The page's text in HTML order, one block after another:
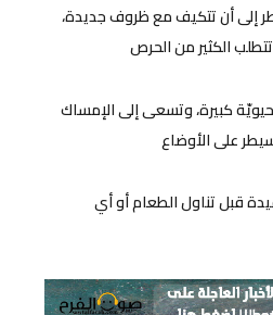
إلى أن تتكيف مع ظروف جديدة،
الكثير من الحرص
كبيرة، وتسعى إلى الإمساك
على الأوضاع
قبل تناول الطعام أو أي